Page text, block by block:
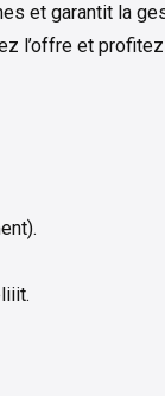
et garantit la
l’offre et